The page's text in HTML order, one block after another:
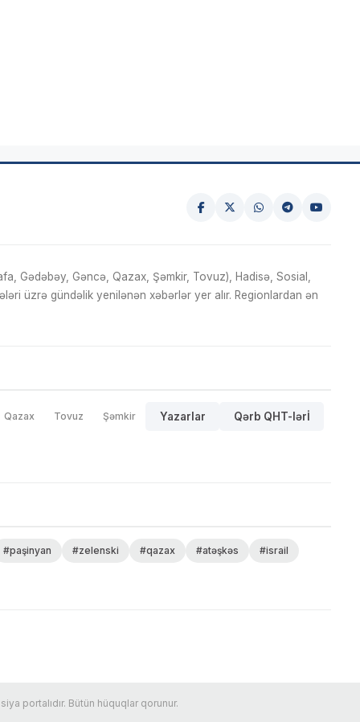
Gədəbəy, Gəncə, Qazax, Şəmkir, Tovuz), Hadisə, Sosial,
üzrə gündəlik yenilənən xəbərlər yer alır. Regionlardan ən
Qazax Tovuz Şəmkir Yazarlar Qərb QHT-lərİ
#paşinyan #zelenski #qazax #atəşkəs #israil
portalıdır. Bütün hüquqlar qorunur.